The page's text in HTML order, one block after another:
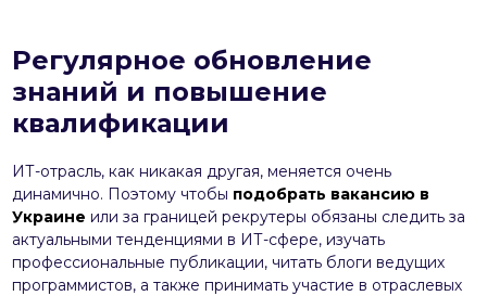
Регулярное обновление
знаний и повышение
квалификации
ИТ-отрасль, как никакая другая, меняется очень
динамично. Поэтому чтобы подобрать вакансию в
Украине или за границей рекрутеры обязаны следить за
актуальными тенденциями в ИТ-сфере, изучать
профессиональные публикации, читать блоги ведущих
программистов, а также принимать участие в отраслевых